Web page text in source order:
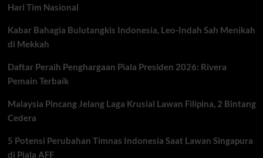
Parma,
ke-
Hari Tim Nasional
Kabar Bahagia Bulutangkis Indonesia, Leo-Indah Sah Menikah
di Mekkah
Daftar Peraih Penghargaan Piala Presiden 2026: Rivera
Pemain Terbaik
Malaysia Pincang Jelang Laga Krusial Lawan Filipina, 2 Bintang
Cedera
5 Potensi Perubahan Timnas Indonesia Saat Lawan Singapura
di Piala AFF